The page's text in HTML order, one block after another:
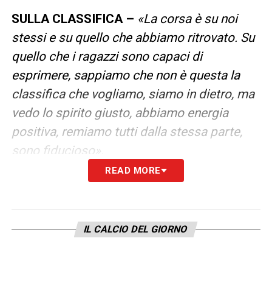
SULLA CLASSIFICA – «La corsa è su noi
stessi e su quello che abbiamo ritrovato. Su
quello che i ragazzi sono capaci di
esprimere, sappiamo che non è questa la
classifica che vogliamo, siamo in dietro, ma
vedo lo spirito giusto, abbiamo energia
positiva, remiamo tutti dalla stessa parte,
sono fiducioso».
IMPEGNI SOTTO NATALE – «Perdiamo due
come Lookman e Kossounou, ma
recuperiamo due altrettanto importanti
READ MORE
IL CALCIO DEL GIORNO